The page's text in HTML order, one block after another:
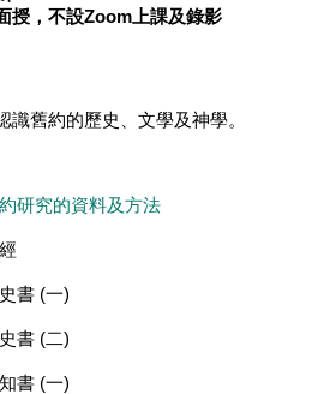
授，不設Zoom上課及錄影
識舊約的歷史、文學及神學。
研究的資料及方法
書 (一)
書 (二)
書 (一)